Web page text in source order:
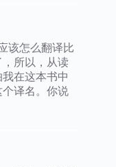
该怎么翻译比
所以，从读
在这本书中
译名。你说